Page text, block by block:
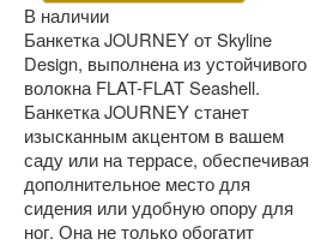
В наличии
Банкетка JOURNEY от Skyline
Design, выполнена из устойчивого
волокна FLAT-FLAT Seashell.
Банкетка JOURNEY станет
изысканным акцентом в вашем
саду или на террасе, обеспечивая
дополнительное место для
сидения или удобную опору для
ног. Она не только обогатит